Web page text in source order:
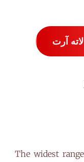
آرت
The widest